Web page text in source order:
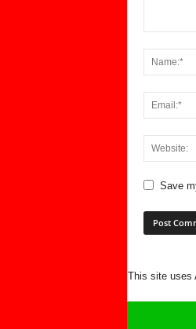
Save
This site uses